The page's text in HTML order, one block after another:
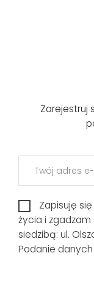
Zarejestruj
Zapisuję
życia i
siedzibą: ul.
Podanie